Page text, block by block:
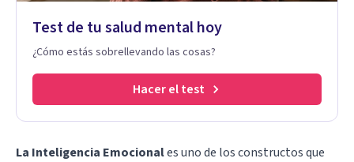
Test de tu salud mental hoy
¿Cómo estás sobrellevando las cosas?
Hacer el test
La Inteligencia Emocionales uno de los constructos que